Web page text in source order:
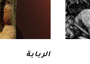
الربابة